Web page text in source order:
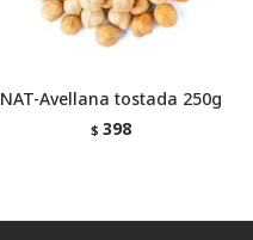
NAT-Avellana tostada 250g
$ 398